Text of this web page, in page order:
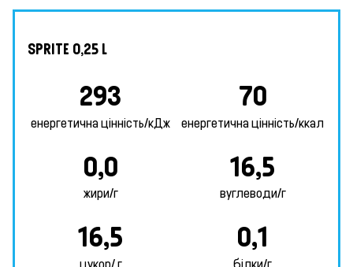
SPRITE 0,25 L
293
енергетична цінність/кДж
70
енергетична цінність/ккал
0,0
жири/г
16,5
вуглеводи/г
16,5
цукор/ г
0,1
білки/г